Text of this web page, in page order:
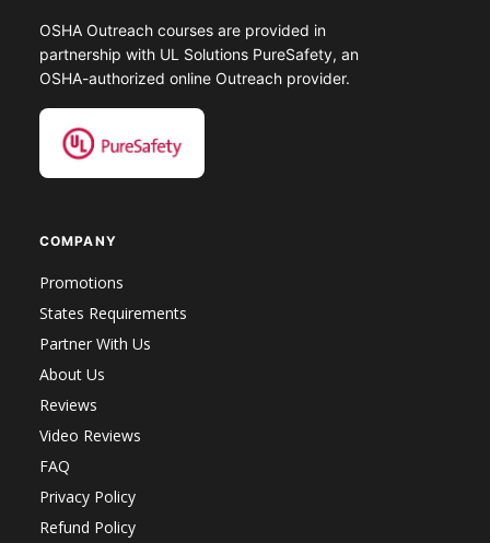
OSHA Outreach courses are provided in
partnership with UL Solutions PureSafety, an
OSHA-authorized online Outreach provider.
COMPANY
Promotions
States Requirements
Partner With Us
About Us
Reviews
Video Reviews
FAQ
Privacy Policy
Refund Policy